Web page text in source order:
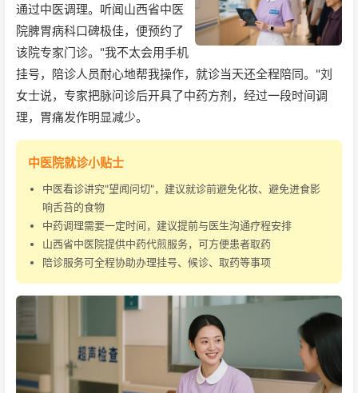
通过中医调理。听闻山西省中医
院脾胃病科口碑极佳，便预约了
该院专家门诊。"我不太会用手机
挂号，陪诊人员耐心地帮我操作，就诊当天还全程陪同。"刘
女士说，专家把脉问诊后开具了中药方剂，经过一段时间调
理，胃痛发作明显减少。
中医院就诊小贴士
中医看诊讲究"望闻问切"，建议就诊前避免化妆、避免进食影
响舌苔的食物
中药调理需要一定时间，建议提前与医生沟通疗程安排
山西省中医院提供中药代煎服务，可方便患者取药
陪诊服务可全程协助办理挂号、候诊、取药等事项